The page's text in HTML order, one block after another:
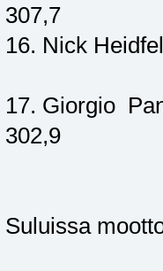
307,7
16. Nick
17. Giorgio
302,9
Suluissa